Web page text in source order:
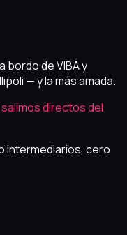
bordo de VIBA y
— y la más amada.
directos del
intermediarios, cero